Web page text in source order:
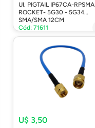
UI. PIGTAIL IP67CA-RPSMA
ROCKET- 5G30 - 5G34
SMA/SMA 12CM
Cód: 71611
U$ 3,50